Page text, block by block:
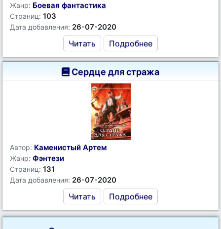
Жанр: Боевая фантастика
Страниц: 103
Дата добавления: 26-07-2020
Читать Подробнее
Сердце для стража
Автор: Каменистый Артем
Жанр: Фэнтези
Страниц: 131
Дата добавления: 26-07-2020
Читать Подробнее